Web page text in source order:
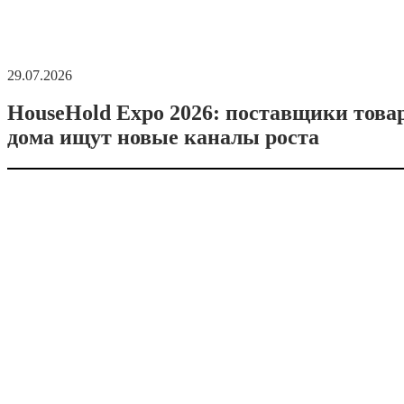
29.07.2026
HouseHold Expo 2026: поставщики
дома ищут новые каналы роста